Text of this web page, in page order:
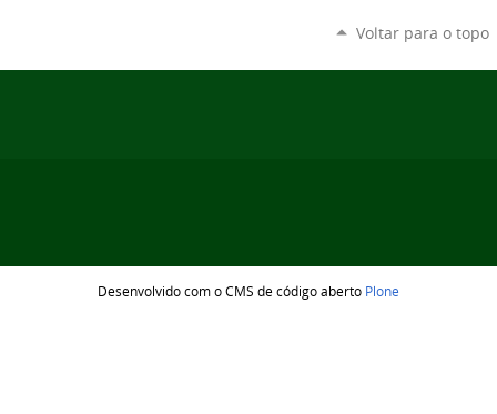
Voltar para o topo
Desenvolvido com o CMS de código aberto Plone